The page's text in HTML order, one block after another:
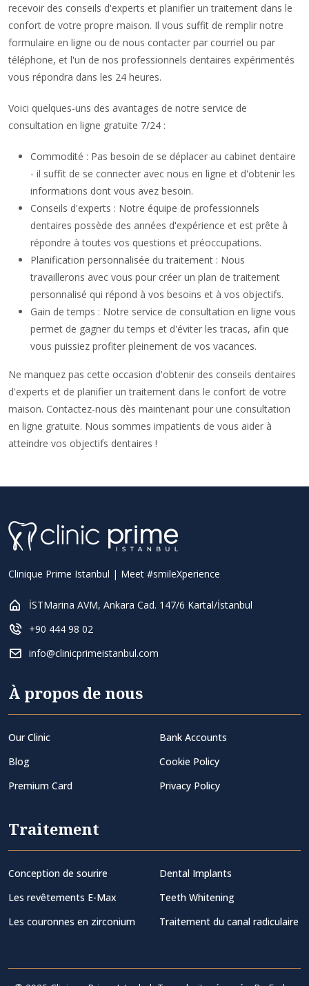
recevoir des conseils d'experts et planifier un traitement dans le
confort de votre propre maison. Il vous suffit de remplir notre
formulaire en ligne ou de nous contacter par courriel ou par
téléphone, et l'un de nos professionnels dentaires expérimentés
vous répondra dans les 24 heures.
Voici quelques-uns des avantages de notre service de
consultation en ligne gratuite 7/24 :
Commodité : Pas besoin de se déplacer au cabinet dentaire
- il suffit de se connecter avec nous en ligne et d'obtenir les
informations dont vous avez besoin.
Conseils d'experts : Notre équipe de professionnels
dentaires possède des années d'expérience et est prête à
répondre à toutes vos questions et préoccupations.
Planification personnalisée du traitement : Nous
travaillerons avec vous pour créer un plan de traitement
personnalisé qui répond à vos besoins et à vos objectifs.
Gain de temps : Notre service de consultation en ligne vous
permet de gagner du temps et d'éviter les tracas, afin que
vous puissiez profiter pleinement de vos vacances.
Ne manquez pas cette occasion d'obtenir des conseils dentaires
d'experts et de planifier un traitement dans le confort de votre
maison. Contactez-nous dès maintenant pour une consultation
en ligne gratuite. Nous sommes impatients de vous aider à
atteindre vos objectifs dentaires !
Clinique Prime Istanbul | Meet #smileXperience
İSTMarina AVM, Ankara Cad. 147/6 Kartal/İstanbul
+90 444 98 02
info@clinicprimeistanbul.com
À propos de nous
Our Clinic
Blog
Premium Card
Bank Accounts
Cookie Policy
Privacy Policy
Traitement
Conception de sourire
Les revêtements E-Max
Les couronnes en zirconium
Dental Implants
Teeth Whitening
Traitement du canal radiculaire